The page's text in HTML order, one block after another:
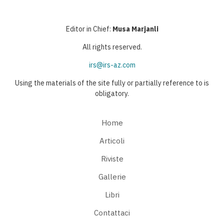
Editor in Chief: Musa Marjanli
All rights reserved.
irs@irs-az.com
Using the materials of the site fully or partially reference to is
obligatory.
Home
Articoli
Riviste
Gallerie
Libri
Contattaci